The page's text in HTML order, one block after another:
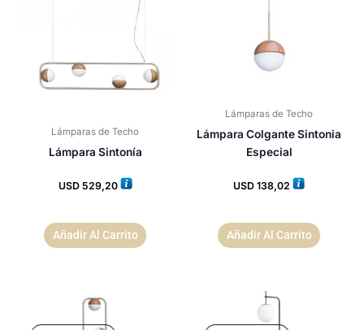
Lámparas de Techo
Lámpara Sintonía
USD529,20
Añadir Al Carrito
Lámparas de Techo
Lámpara Colgante Sintonia
Especial
USD 138,02
Añadir Al Carrito